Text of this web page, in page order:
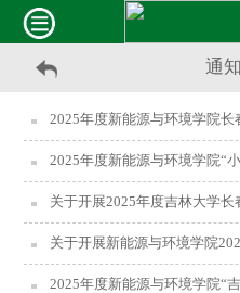
通
2025年度新能源与环境学院长春
2025年度新能源与环境学院“小
关于开展2025年度吉林大学长春新区
关于开展新能源与环境学院2025年度“
2025年度新能源与环境学院“